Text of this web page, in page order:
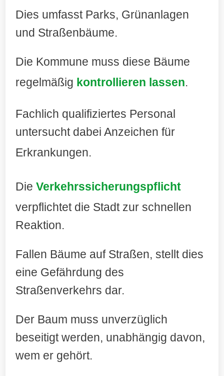
Dies umfasst Parks, Grünanlagen
und Straßenbäume.
Die Kommune muss diese Bäume
regelmäßig kontrollieren lassen.
Fachlich qualifiziertes Personal
untersucht dabei Anzeichen für
Erkrankungen.
Die Verkehrssicherungspflicht
verpflichtet die Stadt zur schnellen
Reaktion.
Fallen Bäume auf Straßen, stellt dies
eine Gefährdung des
Straßenverkehrs dar.
Der Baum muss unverzüglich
beseitigt werden, unabhängig davon,
wem er gehört.